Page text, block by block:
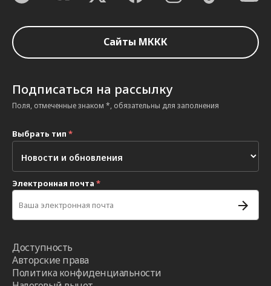
Сайты МККК
Подписаться на рассылку
Поля, отмеченные знаком *, обязательны для заполнения
Выбрать тип *
Электронная почта *
Доступность
Авторские права
Политика конфиденциальности